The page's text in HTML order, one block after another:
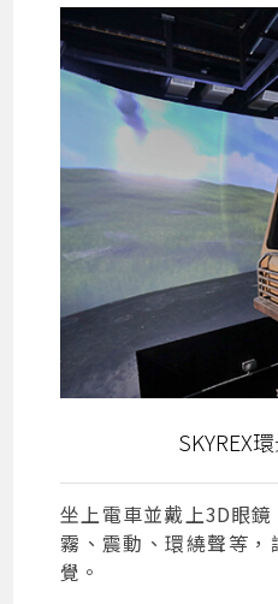
SKYREX
坐上電車並戴上3D眼
霧、震動、環繞聲等
覺。